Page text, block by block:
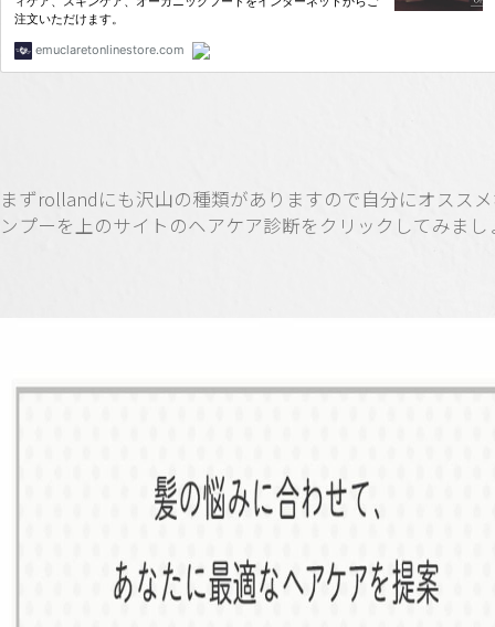
まずrollandにも沢山の種類がありますので自分にオスス
ンプーを上のサイトのヘアケア診断をクリックしてみまし